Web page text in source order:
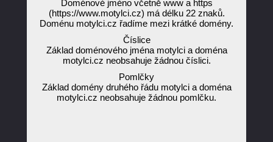
Doménové jméno včetně www a https
(https://www.motylci.cz) má délku 22 znaků.
Doménu motylci.cz řadíme mezi krátké domény.
Číslice
Základ doménového jména motylci a doména
motylci.cz neobsahuje žádnou číslici.
Pomlčky
Základ domény druhého řádu motylci a doména
motylci.cz neobsahuje žádnou pomlčku.